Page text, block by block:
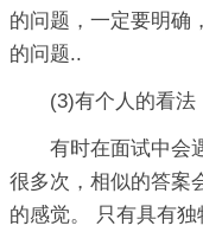
的问题，一定要明确
的问题..
(3)有个人的看法
有时在面试中会
很多次，相似的答案
的感觉。 只有具有